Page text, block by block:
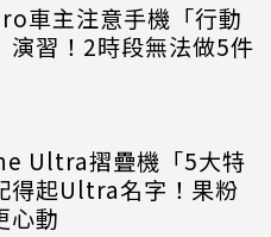
車主注意手機「行動
演習！2時段無法做5件
Ultra摺疊機「5大特
得起Ultra名字！果粉
心動